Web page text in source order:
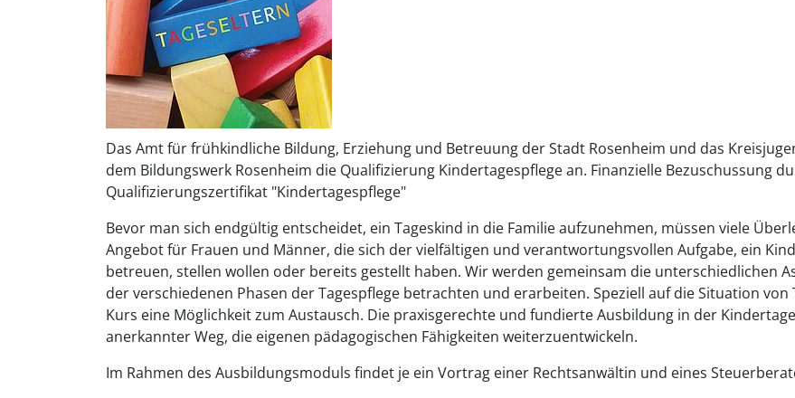
Das Amt für frühkindliche Bildung, Erziehung und Betreuung der Stadt Rosenheim und das
dem Bildungswerk Rosenheim die Qualifizierung Kindertagespflege an. Finanzielle Bezuschussung
Qualifizierungszertifikat "Kindertagespflege"
Bevor man sich endgültig entscheidet, ein Tageskind in die Familie aufzunehmen, müssen viele
Angebot für Frauen und Männer, die sich der vielfältigen und verantwortungsvollen Aufgabe, ein
betreuen, stellen wollen oder bereits gestellt haben. Wir werden gemeinsam die unterschiedlichen
der verschiedenen Phasen der Tagespflege betrachten und erarbeiten. Speziell auf die Situation
Kurs eine Möglichkeit zum Austausch. Die praxisgerechte und fundierte Ausbildung in der
anerkannter Weg, die eigenen pädagogischen Fähigkeiten weiterzuentwickeln.
Im Rahmen des Ausbildungsmoduls findet je ein Vortrag einer Rechtsanwältin und eines